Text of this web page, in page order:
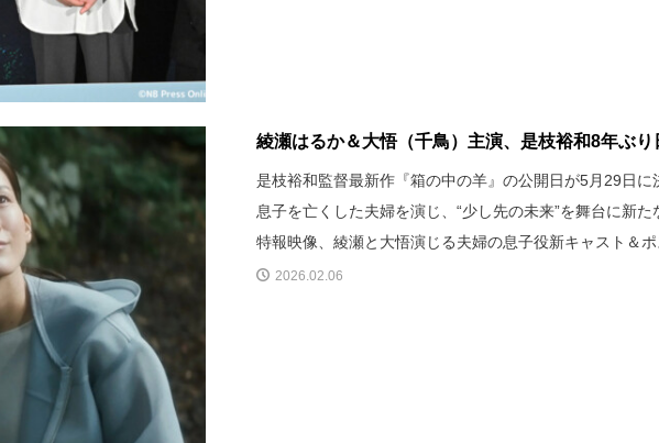
綾瀬はるか＆大悟（千鳥）主演、是枝裕和8年ぶ
是枝裕和監督最新作『箱の中の羊』の公開日が5月29日
息子を亡くした夫婦を演じ、“少し先の未来”を舞台に新
特報映像、綾瀬と大悟演じる夫婦の息子役新キャスト＆ポ
2026.02.06